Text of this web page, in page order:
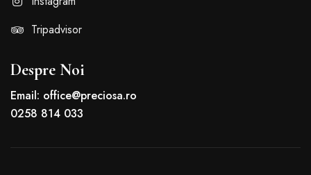
Tripadvisor
Despre Noi
Email: office@preciosa.ro
0258 814 033